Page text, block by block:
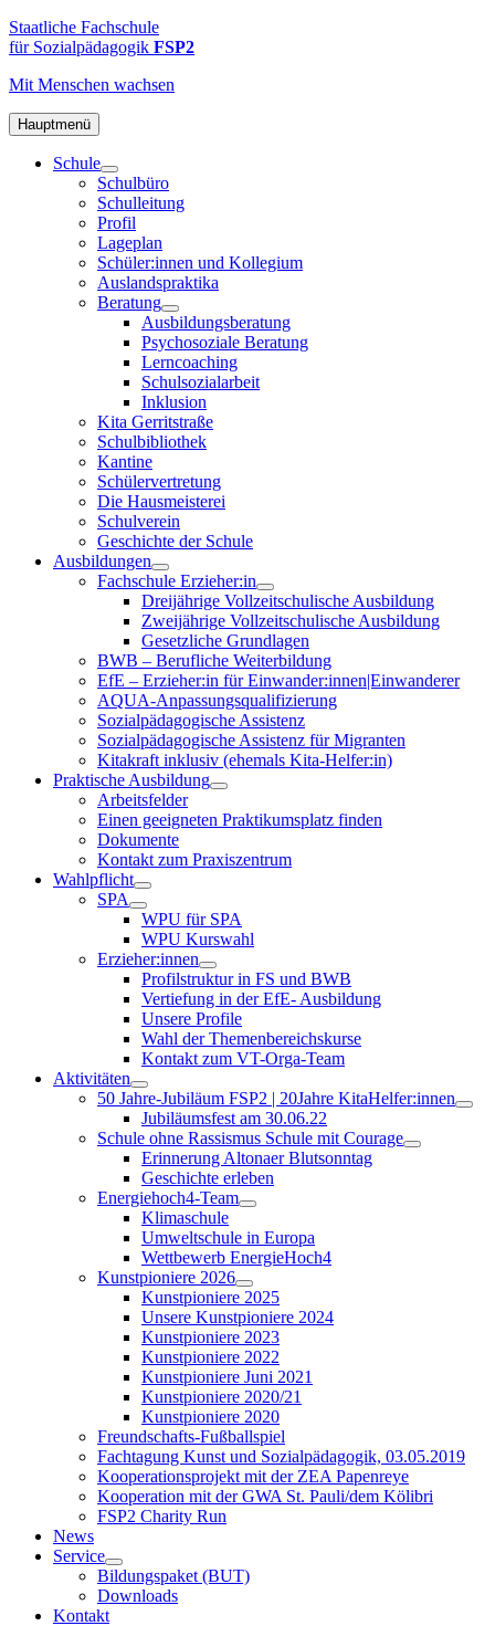
Zum
Inhalt
FSP2
Staatliche
Fachschule
Sozialpädagogik
in
Altona
Staatliche Fachschule
für Sozialpädagogik FSP2
Mit Menschen wachsen
Hauptmenü
Schule
Schulbüro
Schulleitung
Profil
Lageplan
Schüler:innen und Kollegium
Auslandspraktika
Beratung
Ausbildungsberatung
Psychosoziale Beratung
Lerncoaching
Schulsozialarbeit
Inklusion
Kita Gerritstraße
Schulbibliothek
Kantine
Schülervertretung
Die Hausmeisterei
Schulverein
Geschichte der Schule
Ausbildungen
Fachschule Erzieher:in
Dreijährige Vollzeitschulische Ausbildung
Zweijährige Vollzeitschulische Ausbildung
Gesetzliche Grundlagen
BWB – Berufliche Weiterbildung
EfE – Erzieher:in für Einwander:innen|Einwanderer
AQUA-Anpassungsqualifizierung
Sozialpädagogische Assistenz
Sozialpädagogische Assistenz für Migranten
Kitakraft inklusiv (ehemals Kita-Helfer:in)
Praktische Ausbildung
Arbeitsfelder
Einen geeigneten Praktikumsplatz finden
Dokumente
Kontakt zum Praxiszentrum
Wahlpflicht
SPA
WPU für SPA
WPU Kurswahl
Erzieher:innen
Profilstruktur in FS und BWB
Vertiefung in der EfE- Ausbildung
Unsere Profile
Wahl der Themenbereichskurse
Kontakt zum VT-Orga-Team
Aktivitäten
50 Jahre-Jubiläum FSP2 | 20Jahre KitaHelfer:innen
Jubiläumsfest am 30.06.22
Schule ohne Rassismus Schule mit Courage
Erinnerung Altonaer Blutsonntag
Geschichte erleben
Energiehoch4-Team
Klimaschule
Umweltschule in Europa
Wettbewerb EnergieHoch4
Kunstpioniere 2026
Kunstpioniere 2025
Unsere Kunstpioniere 2024
Kunstpioniere 2023
Kunstpioniere 2022
Kunstpioniere Juni 2021
Kunstpioniere 2020/21
Kunstpioniere 2020
Freundschafts-Fußballspiel
Fachtagung Kunst und Sozialpädagogik, 03.05.2019
Kooperationsprojekt mit der ZEA Papenreye
Kooperation mit der GWA St. Pauli/dem Kölibri
FSP2 Charity Run
News
Service
Bildungspaket (BUT)
Downloads
Kontakt